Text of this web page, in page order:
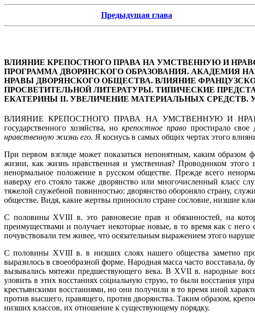
Предыдущая глава
ВЛИЯНИЕ КРЕПОСТНОГО ПРАВА НА УМСТВЕННУЮ И
ПРОГРАММА ДВОРЯНСКОГО ОБРАЗОВАНИЯ. АКАДЕМИЯ
НРАВЫ ДВОРЯНСКОГО ОБЩЕСТВА. ВЛИЯНИЕ
ПРОСВЕТИТЕЛЬНОЙ ЛИТЕРАТУРЫ. ТИПИЧЕСКИЕ
ЕКАТЕРИНЫ II. УВЕЛИЧЕНИЕ МАТЕРИАЛЬНЫХ СРЕДСТВ.
ВЛИЯНИЕ КРЕПОСТНОГО ПРАВА НА УМСТВЕННУЮ И
государственного хозяйства, нокрепостное правопростирало свое
нравственную жизнь его. Я коснусь в самых общих чертах этого
При первом взгляде может показаться непонятным, каким
жизни, как жизнь нравственная и умственная? Проводником
ненормальное положение в русском обществе. Прежде всего
наверху его стояло также дворянство или многочисленный
тяжелой служебной повинностью: дворянство обороняло страну,
обществе. Видя, какие жертвы приносило стране сословие, низшие
С половины XVIII в. это равновесие прав и обязанностей, на
преимуществами и получает некоторые новые, в то время как с
почувствовали тем живее, что осязательным выражением этого
С половины XVIII в. в низших слоях нашего общества заметно
выразилось в своеобразной форме. Народная масса часто
вызывались мятежи предшествующего века. В XVII в. народные
уловить в этих восстаниях социальную струю, то были восстания
крестьянскими восстаниями, но они получили в то время иной
против высшего, правящего, против дворянства. Таким образом,
низших классов, их отношение к существующему порядку.